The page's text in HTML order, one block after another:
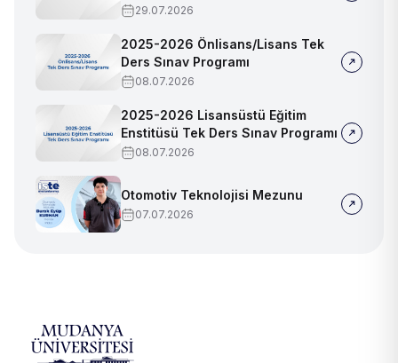
29.07.2026
2025-2026 Önlisans/Lisans Tek
Ders Sınav Programı
08.07.2026
2025-2026 Lisansüstü Eğitim
Enstitüsü Tek Ders Sınav Programı
08.07.2026
Otomotiv Teknolojisi Mezunu
07.07.2026